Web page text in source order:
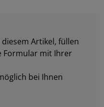
Artikel, füllen
Formular mit Ihrer
bei Ihnen